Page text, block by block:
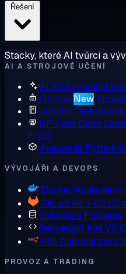
Stacky, které AI tvůrci a
AI A STROJOVÉ UČENÍ
AI VPS
Ollama New
Jupyter Notebooks
GPU pro Deep
H100
Anaconda Python
VÝVOJÁŘI A DEVOPS
Docker Kontejnery
GitLab Git + CI/CD
Databáze
Serverový kód VS
n8n Automatizace
PROVOZ A TRADING